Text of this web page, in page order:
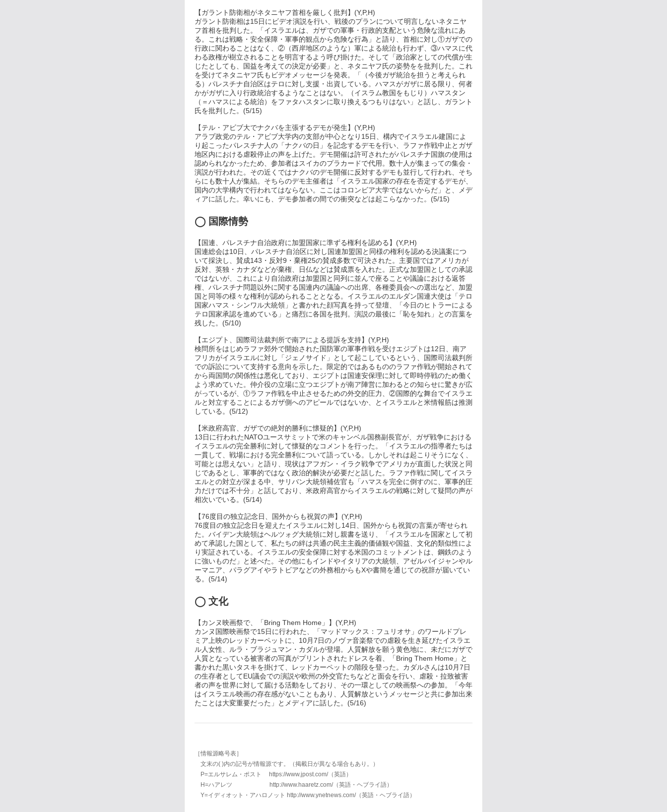
【ガラント防衛相がネタニヤフ首相を厳しく批判】(Y,P,H)
ガラント防衛相は15日にビデオ演説を行い、戦後のプランについて明言しないネタニヤ
フ首相を批判した。「イスラエルは、ガザでの軍事・行政的支配という危険な流れにあ
る。これは戦略・安全保障・軍事的観点から危険な行為」と語り、首相に対し①ガザでの
行政に関わることはなく、②（西岸地区のような）軍による統治も行わず、③ハマスに代
わる政権が樹立されることを明言するよう呼び掛けた。そして「政治家としての代償が生
じたとしても、国益を考えての決定が必要」と、ネタニヤフ氏の姿勢をを批判した。これ
を受けてネタニヤフ氏もビデオメッセージを発表。「（今後ガザ統治を担うと考えられ
る）パレスチナ自治区はテロに対し支援・出資している。ハマスがガザに居る限り、何者
かがガザに入り行政統治するようなことはない。（イスラム教国をもじり）ハマスタン
（＝ハマスによる統治）をファタハスタンに取り換えるつもりはない」と話し、ガラント
氏を批判した。(5/15)
【テル・アビブ大でナクバを主張するデモが発生】(Y,P,H)
アラブ政党のテル・アビブ大学内の支部が中心となり15日、構内でイスラエル建国によ
り起こったパレスチナ人の「ナクバの日」を記念するデモを行い、ラファ作戦中止とガザ
地区内における虐殺停止の声を上げた。デモ開催は許可されたがパレスチナ国旗の使用は
認められなかったため、参加者はスイカのプラカードで代用。数十人が集まっての集会・
演説が行われた。その近くではナクバのデモ開催に反対するデモも並行して行われ、そち
らにも数十人が集結。そちらのデモ主催者は「イスラエル国家の存在を否定するデモが、
国内の大学構内で行われてはならない。ここはコロンビア大学ではないからだ」と、メデ
ィアに話した。幸いにも、デモ参加者の間での衝突などは起こらなかった。(5/15)
◯ 国際情勢
【国連、パレスチナ自治政府に加盟国家に準ずる権利を認める】(Y,P,H)
国連総会は10日、パレスチナ自治区に対し国連加盟国と同様の権利を認める決議案につ
いて採決し、賛成143・反対9・棄権25の賛成多数で可決された。主要国ではアメリカが
反対、英独・カナダなどが棄権、日仏などは賛成票を入れた。正式な加盟国としての承認
ではないが、これにより自治政府は加盟国と同列に並んで座ることや議論における返答
権、パレスチナ問題以外に関する国連内の議論への出席、各種委員会への選出など、加盟
国と同等の様々な権利が認められることとなる。イスラエルのエルダン国連大使は「テロ
国家ハマス・シンワル大統領」と書かれた顔写真を持って登壇、「今日のヒトラーによる
テロ国家承認を進めている」と痛烈に各国を批判。演説の最後に「恥を知れ」との言葉を
残した。(5/10)
【エジプト、国際司法裁判所で南アによる提訴を支持】(Y,P,H)
検問所をはじめラファ郊外で開始された国防軍の軍事作戦を受けエジプトは12日、南ア
フリカがイスラエルに対し「ジェノサイド」として起こしているという、国際司法裁判所
での訴訟について支持する意向を示した。限定的ではあるもののラファ作戦が開始されて
から両国間の関係性は悪化しており、エジプトは国連安保理に対して即時停戦のため働く
よう求めていた。仲介役の立場に立つエジプトが南ア陣営に加わるとの知らせに驚きが広
がっているが、①ラファ作戦を中止させるための外交的圧力、②国際的な舞台でイスラエ
ルと対立することによるガザ側へのアピールではないか、とイスラエルと米情報筋は推測
している。(5/12)
【米政府高官、ガザでの絶対的勝利に懐疑的】(Y,P,H)
13日に行われたNATOユースサミットで米のキャンベル国務副長官が、ガザ戦争における
イスラエルの完全勝利に対して懐疑的なコメントを行った。「イスラエルの指導者たちは
一貫して、戦場における完全勝利について語っている。しかしそれは起こりそうになく、
可能とは思えない」と語り、現状はアフガン・イラク戦争でアメリカが直面した状況と同
じであるとし、軍事的ではなく政治的解決が必要だと話した。ラファ作戦に関してイスラ
エルとの対立が深まる中、サリバン大統領補佐官も「ハマスを完全に倒すのに、軍事的圧
力だけでは不十分」と話しており、米政府高官からイスラエルの戦略に対して疑問の声が
相次いでいる。(5/14)
【76度目の独立記念日、国外からも祝賀の声】(Y,P,H)
76度目の独立記念日を迎えたイスラエルに対し14日、国外からも祝賀の言葉が寄せられ
た。バイデン大統領はヘルツォグ大統領に対し親書を送り、「イスラエルを国家として初
めて承認した国として、私たちの絆は共通の民主主義的価値観や国益、文化的類似性によ
り実証されている。イスラエルの安全保障に対する米国のコミットメントは、鋼鉄のよう
に強いものだ」と述べた。その他にもインドやイタリアの大統領、アゼルバイジャンやル
ーマニア、パラグアイやラトビアなどの外務相からもXや書簡を通じての祝辞が届いてい
る。(5/14)
◯ 文化
【カンヌ映画祭で、「Bring Them Home」】(Y,P,H)
カンヌ国際映画祭で15日に行われた、「マッドマックス：フュリオサ」のワールドプレ
ミア上映のレッドカーペットに、10月7日のノヴァ音楽祭での虐殺を生き延びたイスラエ
ル人女性、ルラ・ブラジュマン・カダルが登場。人質解放を願う黄色地に、未だにガザで
人質となっている被害者の写真がプリントされたドレスを着、「Bring Them Home」と
書かれた黒いタスキを掛けて、レッドカーペットの階段を登った。カダルさんは10月7日
の生存者としてEU議会での演説や欧州の外交官たちなどと面会を行い、虐殺・拉致被害
者の声を世界に対して届ける活動をしており、その一環としての映画祭への参加。「今年
はイスラエル映画の存在感がないこともあり、人質解放というメッセージと共に参加出来
たことは大変重要だった」とメディアに話した。(5/16)
［情報源略号表］
文末の( )内の記号が情報源です。（掲載日が異なる場合もあり。）
P=エルサレム・ポスト https://www.jpost.com/（英語）
H=ハアレツ http://www.haaretz.com/（英語・ヘブライ語）
Y=イディオット・アハロノット http://www.ynetnews.com/（英語・ヘブライ語）